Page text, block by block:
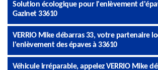
Solution écologique pour l'enlèvement
Gazinet 33610
VERRIO Mike débarras 33, votre partenaire
l'enlèvement des épaves à 33610
Véhicule irréparable, appelez VERRIO Mike